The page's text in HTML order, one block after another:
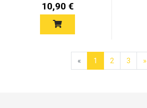
10,90 €
« 1 2 3 »